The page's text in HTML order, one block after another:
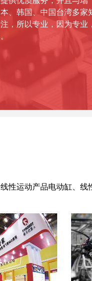
、韩国、中国台湾多家
，所以专业，因为专业
性运动产品电动缸、线